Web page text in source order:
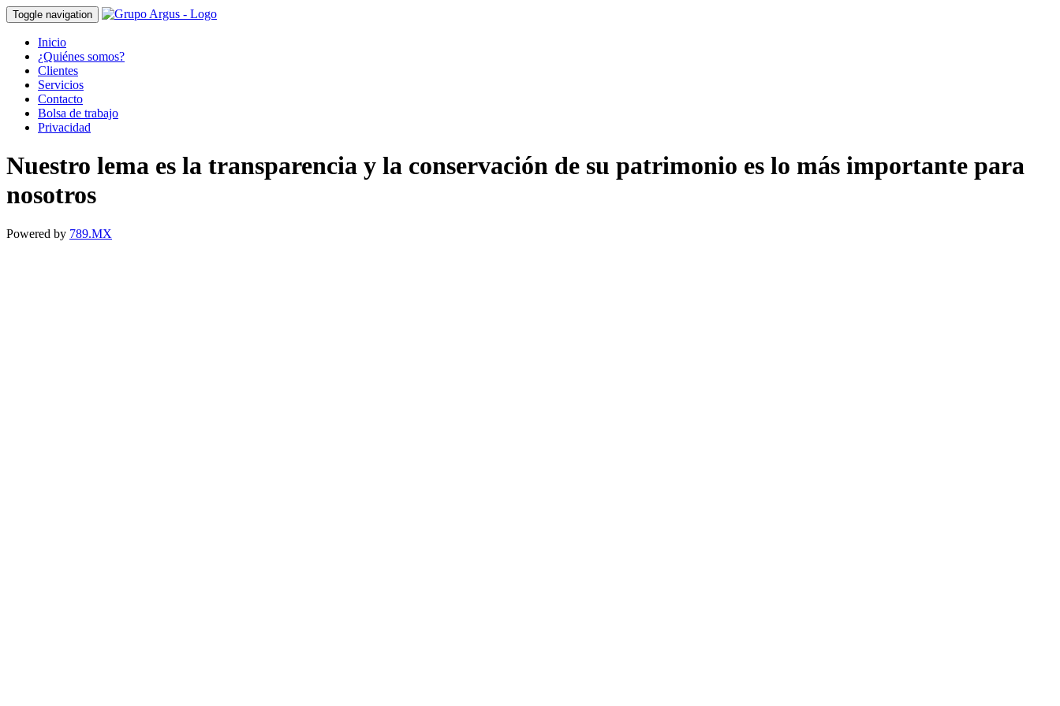
Toggle navigation
Inicio
¿Quiénes somos?
Clientes
Servicios
Contacto
Bolsa de trabajo
Privacidad
Nuestro lema es la transparencia y la conservación de su patrimonio es lo más importante para
nosotros
Powered by 789.MX